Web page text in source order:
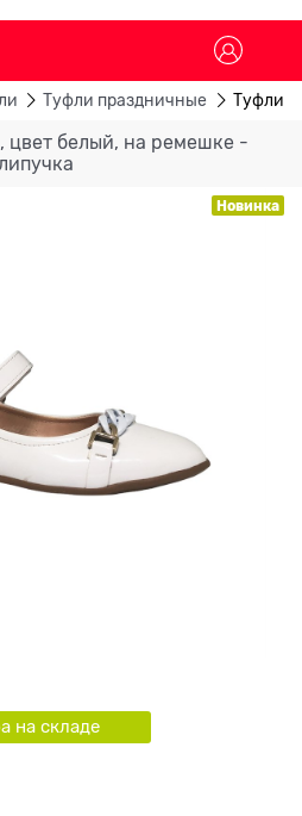
Туфли праздничные Туфли
цвет белый, на ремешке -
Новинка
на складе